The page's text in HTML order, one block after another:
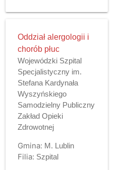
Oddział alergologii i
chorób płuc
Wojewódzki Szpital
Specjalistyczny im.
Stefana Kardynała
Wyszyńskiego
Samodzielny Publiczny
Zakład Opieki
Zdrowotnej
Gmina: M. Lublin
Filia: Szpital